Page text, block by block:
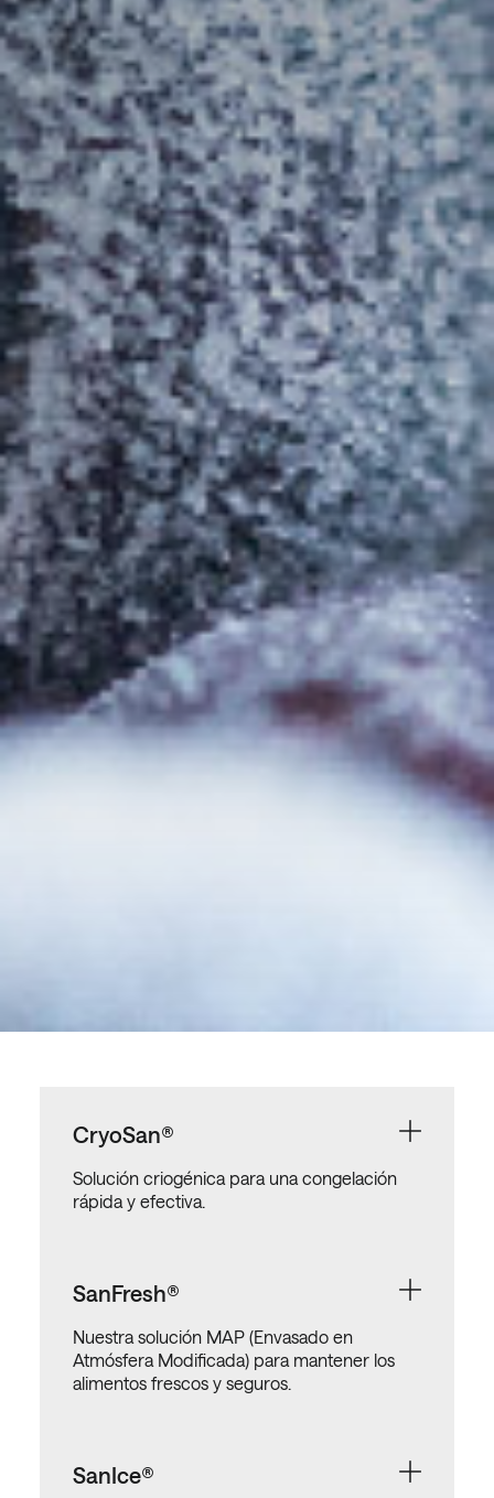
CryoSan®
Solución criogénica para una congelación
rápida y efectiva.
SanFresh®
Nuestra solución MAP (Envasado en
Atmósfera Modificada) para mantener los
alimentos frescos y seguros.
SanIce®